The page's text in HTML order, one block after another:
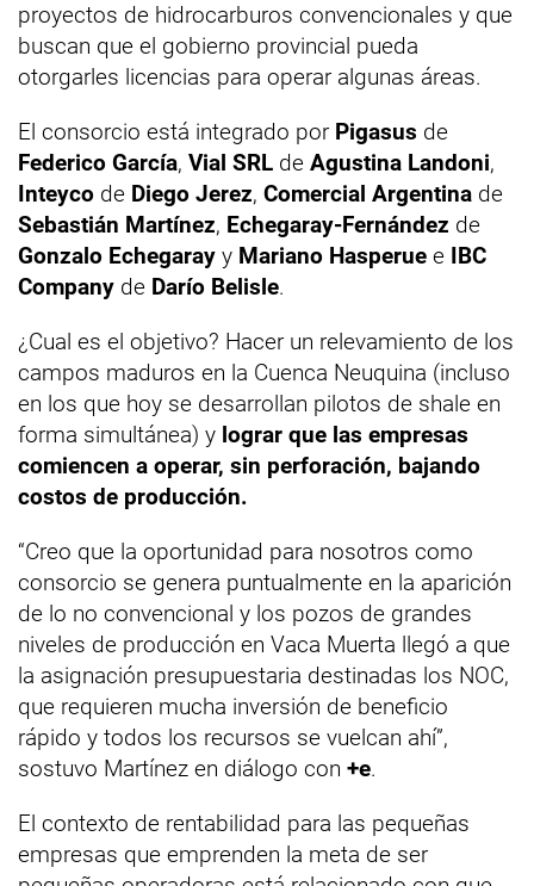
proyectos de hidrocarburos convencionales y que
buscan que el gobierno provincial pueda
otorgarles licencias para operar algunas áreas.
El consorcio está integrado por Pigasus de
Federico García, Vial SRL de Agustina Landoni,
Inteyco de Diego Jerez, Comercial Argentina de
Sebastián Martínez, Echegaray-Fernández de
Gonzalo Echegaray y Mariano Hasperue e IBC
Company de Darío Belisle.
¿Cual es el objetivo? Hacer un relevamiento de los
campos maduros en la Cuenca Neuquina (incluso
en los que hoy se desarrollan pilotos de shale en
forma simultánea) y lograr que las empresas
comiencen a operar, sin perforación, bajando
costos de producción.
“Creo que la oportunidad para nosotros como
consorcio se genera puntualmente en la aparición
de lo no convencional y los pozos de grandes
niveles de producción en Vaca Muerta llegó a que
la asignación presupuestaria destinadas los NOC,
que requieren mucha inversión de beneficio
rápido y todos los recursos se vuelcan ahí”,
sostuvo Martínez en diálogo con +e.
El contexto de rentabilidad para las pequeñas
empresas que emprenden la meta de ser